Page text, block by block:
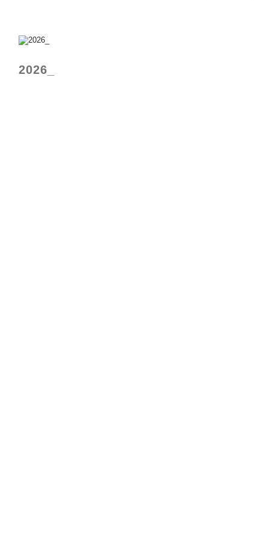
2026_